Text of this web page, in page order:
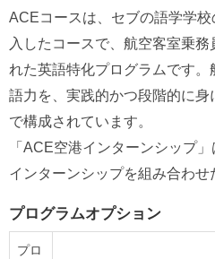
ACEコースは、セブの語学学
入したコースで、航空客室乗
れた英語特化プログラムです
語力を、実践的かつ段階的に
で構成されています。
「ACE空港インターンシップ
インターンシップを組み合わせ
プログラムオプション
プロ